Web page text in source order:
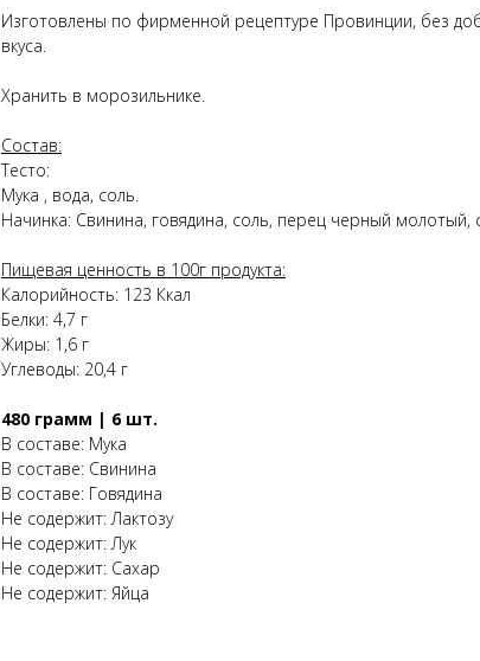
Изготовлены по фирменной рецептуре Провинции, без
вкуса.
Хранить в морозильнике.
Состав:
Тесто:
Мука , вода, соль.
Начинка: Свинина, говядина, соль, перец черный молотый,
Пищевая ценность в 100г продукта:
Калорийность: 123 Ккал
Белки: 4,7 г
Жиры: 1,6 г
Углеводы: 20,4 г
480 грамм | 6 шт.
В составе: Мука
В составе: Свинина
В составе: Говядина
Не содержит: Лактозу
Не содержит: Лук
Не содержит: Сахар
Не содержит: Яйца